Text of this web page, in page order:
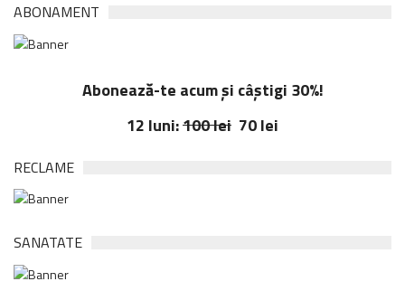
ABONAMENT
Abonează-te acum și câștigi 30%!
12 luni:100 lei 70 lei
RECLAME
SANATATE